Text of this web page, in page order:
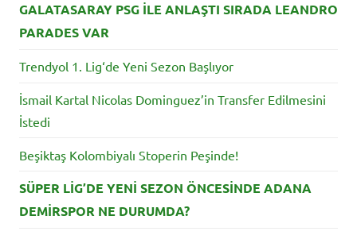
GALATASARAY PSG İLE ANLAŞTI SIRADA LEANDRO
PARADES VAR
Trendyol 1. Lig‘de Yeni Sezon Başlıyor
İsmail Kartal Nicolas Dominguez’in Transfer Edilmesini
İstedi
Beşiktaş Kolombiyalı Stoperin Peşinde!
SÜPER LİG’DE YENİ SEZON ÖNCESİNDE ADANA
DEMİRSPOR NE DURUMDA?